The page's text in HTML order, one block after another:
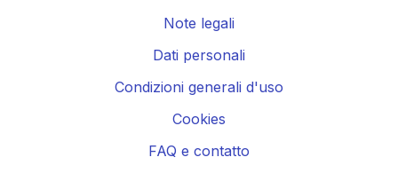
Note legali
Dati personali
Condizioni generali d'uso
Cookies
FAQ e contatto